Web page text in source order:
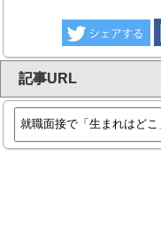
記事URL